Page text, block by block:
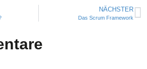
NÄCHSTER
Das Scrum Framework